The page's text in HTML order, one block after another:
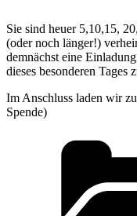
Sie sind heuer 5,10,15,
(oder noch länger!)
demnächst eine
dieses besonderen
Im Anschluss laden wir
Spende)